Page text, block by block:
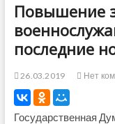
Повышение
последние
26.03.2019 Нет
Государственная